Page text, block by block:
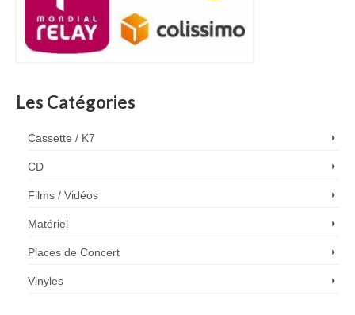
Les Catégories
Cassette / K7
CD
Films / Vidéos
Matériel
Places de Concert
Vinyles